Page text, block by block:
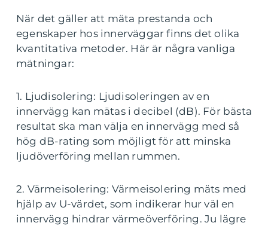
När det gäller att mäta prestanda och
egenskaper hos innerväggar finns det olika
kvantitativa metoder. Här är några vanliga
mätningar:
1. Ljudisolering: Ljudisoleringen av en
innervägg kan mätas i decibel (dB). För bästa
resultat ska man välja en innervägg med så
hög dB-rating som möjligt för att minska
ljudöverföring mellan rummen.
2. Värmeisolering: Värmeisolering mäts med
hjälp av U-värdet, som indikerar hur väl en
innervägg hindrar värmeöverföring. Ju lägre